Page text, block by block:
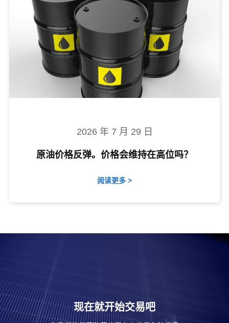
2026 年 7 月 29 日
原油价格反弹。价格会维持在高位吗？
阅读更多 >
现在就开始交易吧